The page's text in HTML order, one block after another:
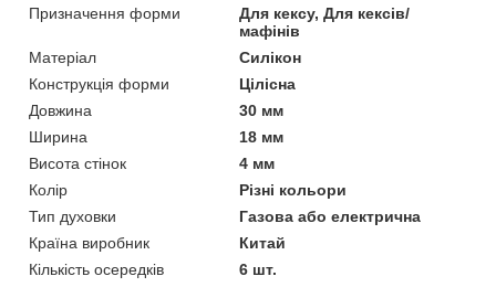
Призначення форми
Для кексу, Для кексів/
мафінів
Матеріал
Силікон
Конструкція форми
Цілісна
Довжина
30 мм
Ширина
18 мм
Висота стінок
4 мм
Колір
Різні кольори
Тип духовки
Газова або електрична
Країна виробник
Китай
Кількість осередків
6 шт.